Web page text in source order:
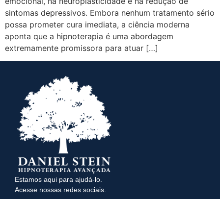
sintomas depressivos. Embora nenhum tratamento sério
possa prometer cura imediata, a ciência moderna
aponta que a hipnoterapia é uma abordagem
extremamente promissora para atuar […]
Estamos aqui para ajudá-lo.
Acesse nossas redes sociais.